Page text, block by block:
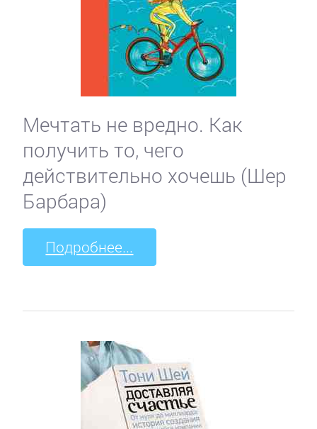
Мечтать не вредно. Как
получить то, чего
действительно хочешь (Шер
Барбара)
Подробнее...